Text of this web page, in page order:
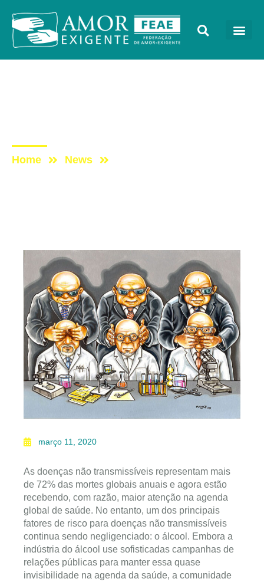
Home News
março 11, 2020
As doenças não transmissíveis representam mais
de 72% das mortes globais anuais e agora estão
recebendo, com razão, maior atenção na agenda
global de saúde. No entanto, um dos principais
fatores de risco para doenças não transmissíveis
continua sendo negligenciado: o álcool. Embora a
indústria do álcool use sofisticadas campanhas de
relações públicas para manter essa quase
invisibilidade na agenda da saúde, a comunidade